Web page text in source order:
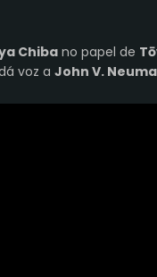
Chiba no papel de
voz a John V.